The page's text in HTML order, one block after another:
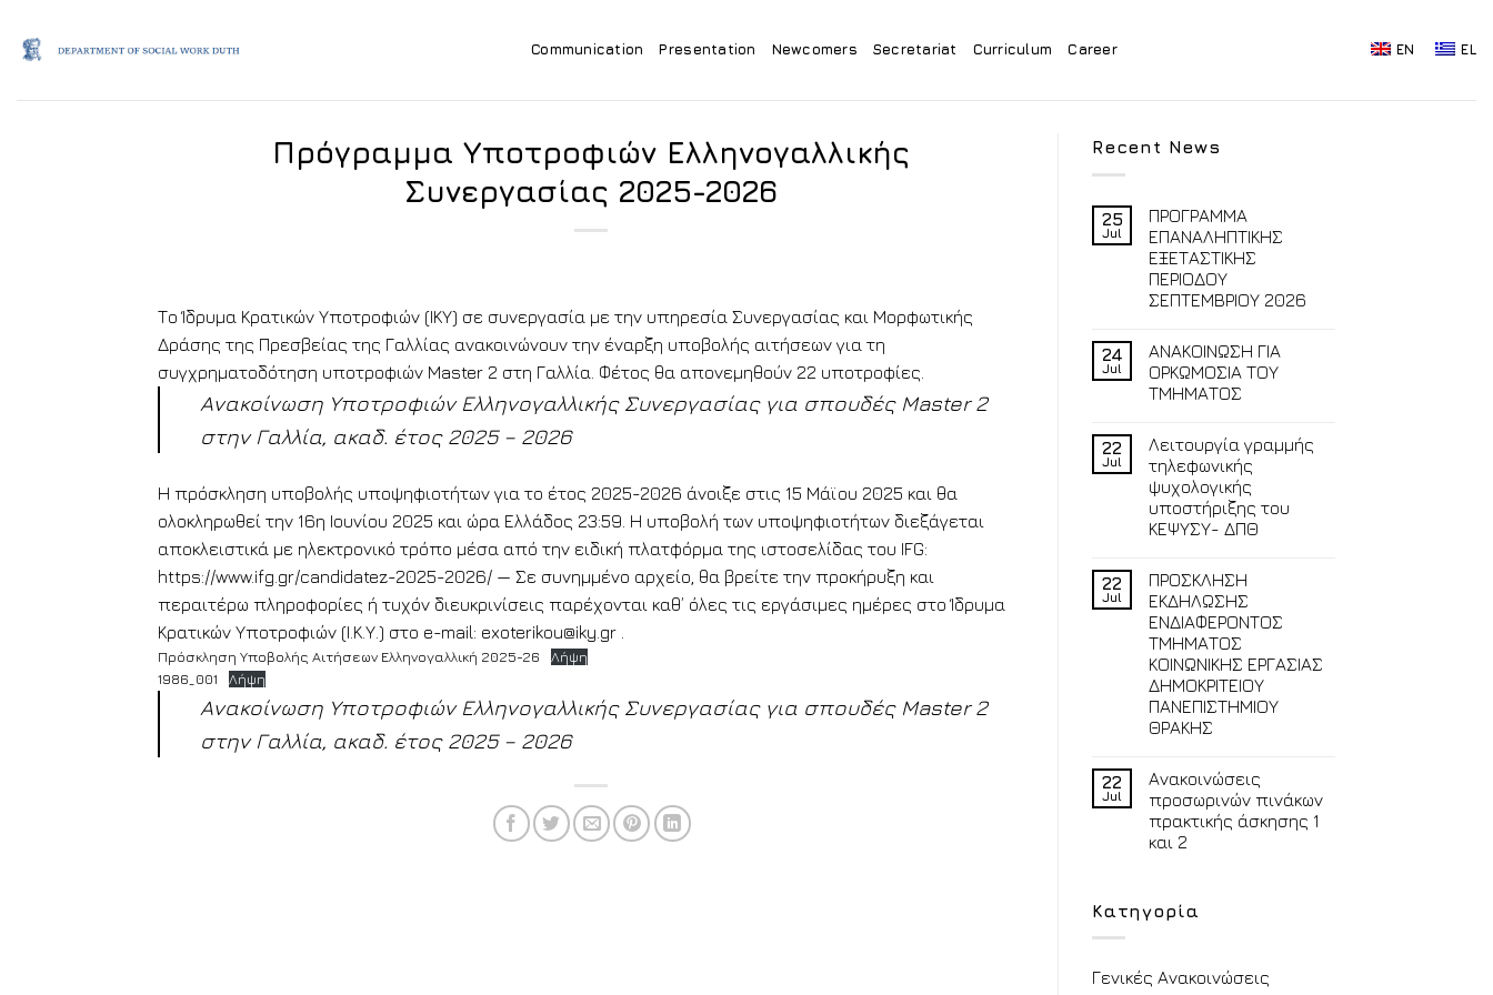
content
Communication Presentation Newcomers Secretariat Curriculum Career EN EL
Πρόγραμμα Υποτροφιών Ελληνογαλλικής
Συνεργασίας 2025-2026
Το Ίδρυμα Κρατικών Υποτροφιών (ΙΚΥ) σε συνεργασία με την υπηρεσία Συνεργασίας και Μορφωτικής
Δράσης της Πρεσβείας της Γαλλίας ανακοινώνουν την έναρξη υποβολής αιτήσεων για τη
συγχρηματοδότηση υποτροφιών Master 2 στη Γαλλία. Φέτος θα απονεμηθούν 22 υποτροφίες.
Ανακοίνωση Υποτροφιών Ελληνογαλλικής Συνεργασίας για σπουδές Master 2
στην Γαλλία, ακαδ. έτος 2025 – 2026
Η πρόσκληση υποβολής υποψηφιοτήτων για το έτος 2025-2026 άνοιξε στις 15 Μάϊου 2025 και θα
ολοκληρωθεί την 16η Ιουνίου 2025 και ώρα Ελλάδος 23:59. Η υποβολή των υποψηφιοτήτων διεξάγεται
αποκλειστικά με ηλεκτρονικό τρόπο μέσα από την ειδική πλατφόρμα της ιστοσελίδας του IFG:
https://www.ifg.gr/candidatez-2025-2026/ — Σε συνημμένο αρχείο, θα βρείτε την προκήρυξη και
περαιτέρω πληροφορίες ή τυχόν διευκρινίσεις παρέχονται καθ’ όλες τις εργάσιμες ημέρες στο Ίδρυμα
Κρατικών Υποτροφιών (Ι.Κ.Υ.) στo e-mail: exoterikou@iky.gr .
Πρόσκληση Υποβολής Αιτήσεων Ελληνογαλλική 2025-26
Λήψη
1986_001
Λήψη
Ανακοίνωση Υποτροφιών Ελληνογαλλικής Συνεργασίας για σπουδές Master 2
στην Γαλλία, ακαδ. έτος 2025 – 2026
Recent News
25
Jul
ΠΡΟΓΡΑΜΜΑ
ΕΠΑΝΑΛΗΠΤΙΚΗΣ
ΕΞΕΤΑΣΤΙΚΗΣ
ΠΕΡΙΟΔΟΥ
ΣΕΠΤΕΜΒΡΙΟΥ 2026
24
Jul
ΑΝΑΚΟΙΝΩΣΗ ΓΙΑ
ΟΡΚΩΜΟΣΙΑ ΤΟΥ
ΤΜΗΜΑΤΟΣ
22
Jul
Λειτουργία γραμμής
τηλεφωνικής
ψυχολογικής
υποστήριξης του
ΚΕΨΥΣΥ- ΔΠΘ
22
Jul
ΠΡΟΣΚΛΗΣΗ
ΕΚΔΗΛΩΣΗΣ
ΕΝΔΙΑΦΕΡΟΝΤΟΣ
ΤΜΗΜΑΤΟΣ
ΚΟΙΝΩΝΙΚΗΣ ΕΡΓΑΣΙΑΣ
ΔΗΜΟΚΡΙΤΕΙΟΥ
ΠΑΝΕΠΙΣΤΗΜΙΟΥ
ΘΡΑΚΗΣ
22
Jul
Ανακοινώσεις
προσωρινών πινάκων
πρακτικής άσκησης 1
και 2
Κατηγορία
Γενικές Ανακοινώσεις